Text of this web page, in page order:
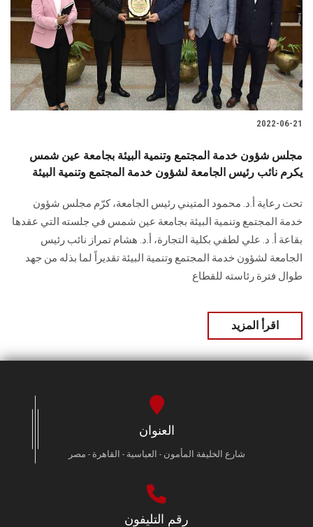
2022-06-21
مجلس شؤون خدمة المجتمع وتنمية البيئة بجامعة عين شمس
يكرم نائب رئيس الجامعة لشؤون خدمة المجتمع وتنمية البيئة
تحت رعاية أ.د. محمود المتيني رئيس الجامعة، كرّم مجلس شؤون
خدمة المجتمع وتنمية البيئة بجامعة عين شمس في جلسته التي عقدها
بقاعة أ. د. علي لطفي بكلية التجارة، أ.د. هشام تمراز نائب رئيس
الجامعة لشؤون خدمة المجتمع وتنمية البيئة تقديراً لما بذله من جهد
طوال فترة رئاسته للقطاع
اقرأ المزيد
العنوان
شارع الخليفة المأمون - العباسية - القاهرة - مصر
رقم التليفون